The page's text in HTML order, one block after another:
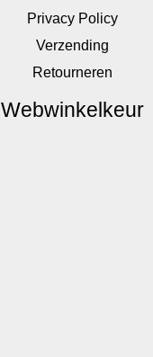
Privacy Policy
Verzending
Retourneren
Webwinkelkeur